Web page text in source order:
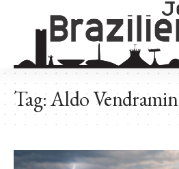
Tag:Aldo Vendramin